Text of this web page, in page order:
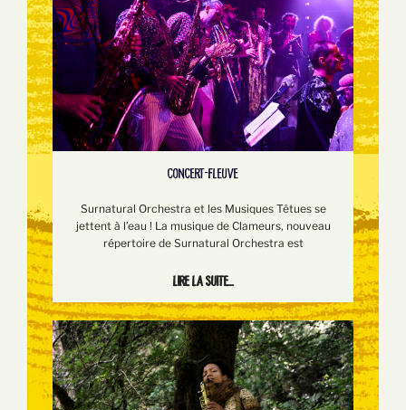
CONCERT-FLEUVE
Surnatural Orchestra et les Musiques Têtues se
jettent à l’eau ! La musique de Clameurs, nouveau
répertoire de Surnatural Orchestra est
Lire la suite...